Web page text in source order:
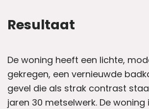
Resultaat
De woning heeft een lichte,
gekregen, een vernieuwde
gevel die als strak contrast
jaren 30 metselwerk. De woning